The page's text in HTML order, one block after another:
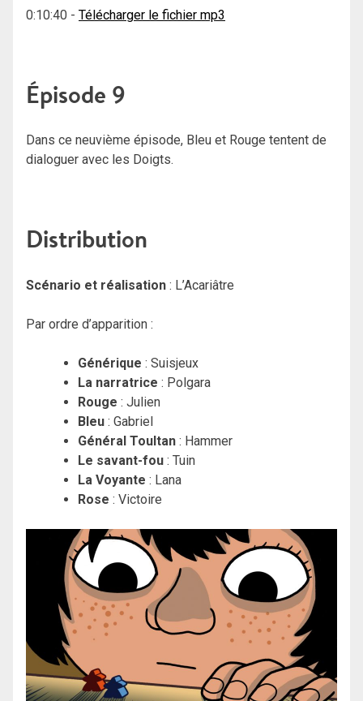
0:10:40 - Télécharger le fichier mp3
Épisode 9
Dans ce neuvième épisode, Bleu et Rouge tentent de
dialoguer avec les Doigts.
Distribution
Scénario et réalisation : L’Acariâtre
Par ordre d’apparition :
Générique : Suisjeux
La narratrice : Polgara
Rouge : Julien
Bleu : Gabriel
Général Toultan : Hammer
Le savant-fou : Tuin
La Voyante : Lana
Rose : Victoire